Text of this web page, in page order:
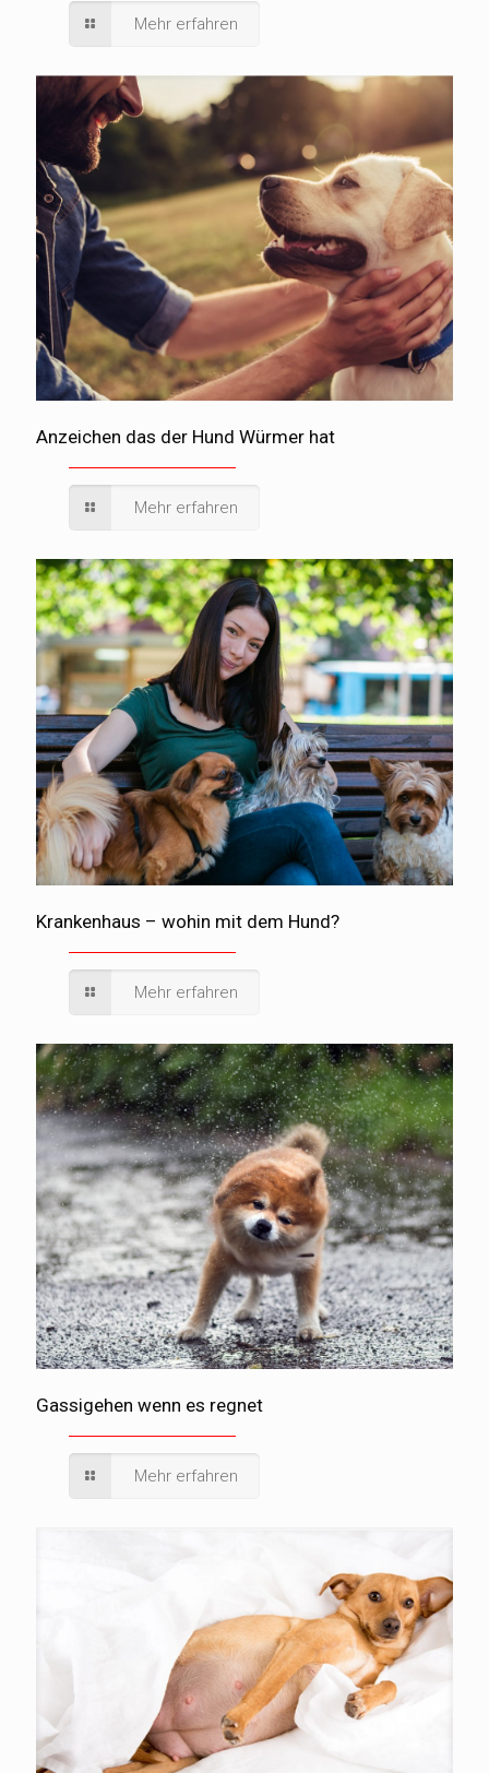
Mehr erfahren
Anzeichen das der Hund Würmer hat
Mehr erfahren
Krankenhaus – wohin mit dem Hund?
Mehr erfahren
Gassigehen wenn es regnet
Mehr erfahren